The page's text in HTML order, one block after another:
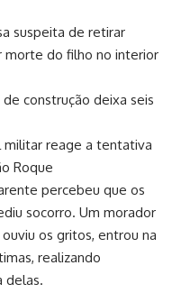
suspeita de retirar
morte do filho no interior
construção deixa seis
militar reage a tentativa
Roque
percebeu que os
socorro. Um morador
os gritos, entrou na
realizando
delas.